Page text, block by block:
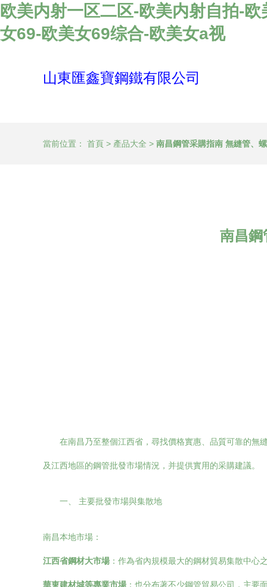
欧美内射一区二区-欧美内射自拍-
女69-欧美女69综合-欧美女a视
山東匯鑫寶鋼鐵有限公司
當前位置： 首頁 > 產品大全 > 南昌鋼管采購指南 無縫管、
南昌鋼
在南昌乃至整個江西省，尋找價格實惠、品質可靠的無
及江西地區的鋼管批發市場情況，并提供實用的采購建議。
一、 主要批發市場與集散地
南昌本地市場：
江西省鋼材大市場 ：作為省內規模最大的鋼材貿易集散中
華東建材城等專業市場 ：也分布著不少鋼管貿易公司，主要